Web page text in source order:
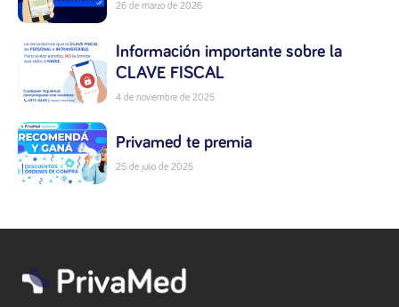
26 de marzo de 2026
Información importante sobre la
CLAVE FISCAL
4 de noviembre de 2025
Privamed te premia
25 de julio de 2025